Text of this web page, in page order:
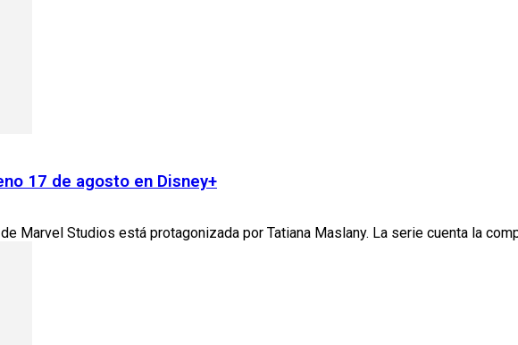
17 de agosto en Disney+
Marvel Studios está protagonizada por Tatiana Maslany. La serie cuenta la